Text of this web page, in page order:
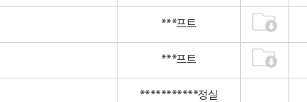
***프트
***프트
***********정실